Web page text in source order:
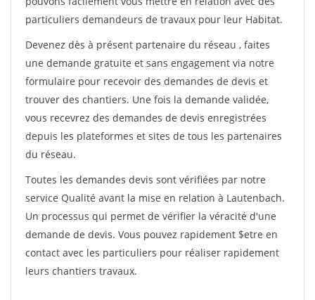
particuliers demandeurs de travaux pour leur Habitat.
Devenez dès à présent partenaire du réseau , faites
une demande gratuite et sans engagement via notre
formulaire pour recevoir des demandes de devis et
trouver des chantiers. Une fois la demande validée,
vous recevrez des demandes de devis enregistrées
depuis les plateformes et sites de tous les partenaires
du réseau.
Toutes les demandes devis sont vérifiées par notre
service Qualité avant la mise en relation à Lautenbach.
Un processus qui permet de vérifier la véracité d'une
demande de devis. Vous pouvez rapidement $etre en
contact avec les particuliers pour réaliser rapidement
leurs chantiers travaux.